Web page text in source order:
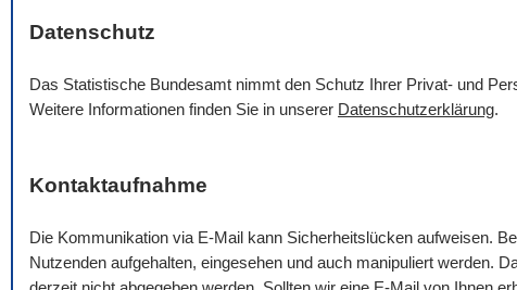
Datenschutz
Das Statistische Bundesamt nimmt den Schutz Ihrer Privat- und
Weitere Informationen finden Sie in unserer Datenschutzerklärung.
Kontaktaufnahme
Die Kommunikation via E-Mail kann Sicherheitslücken aufweisen.
Nutzenden aufgehalten, eingesehen und auch manipuliert werden.